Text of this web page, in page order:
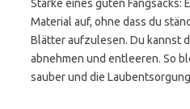
Stärke eines guten Fangsacks:
Material auf, ohne dass du
Blätter aufzulesen. Du kannst
abnehmen und entleeren. So
sauber und die